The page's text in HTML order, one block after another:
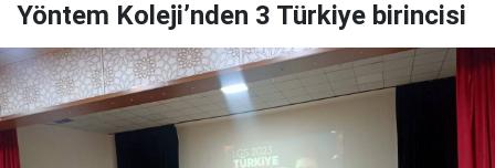
Yöntem Koleji’nden 3 Türkiye birincisi